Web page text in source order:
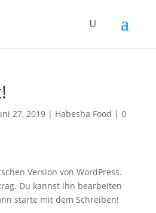
27, 2019| Habesha Food | 0
Version von WordPress.
Du kannst ihn bearbeiten
starte mit dem Schreiben!